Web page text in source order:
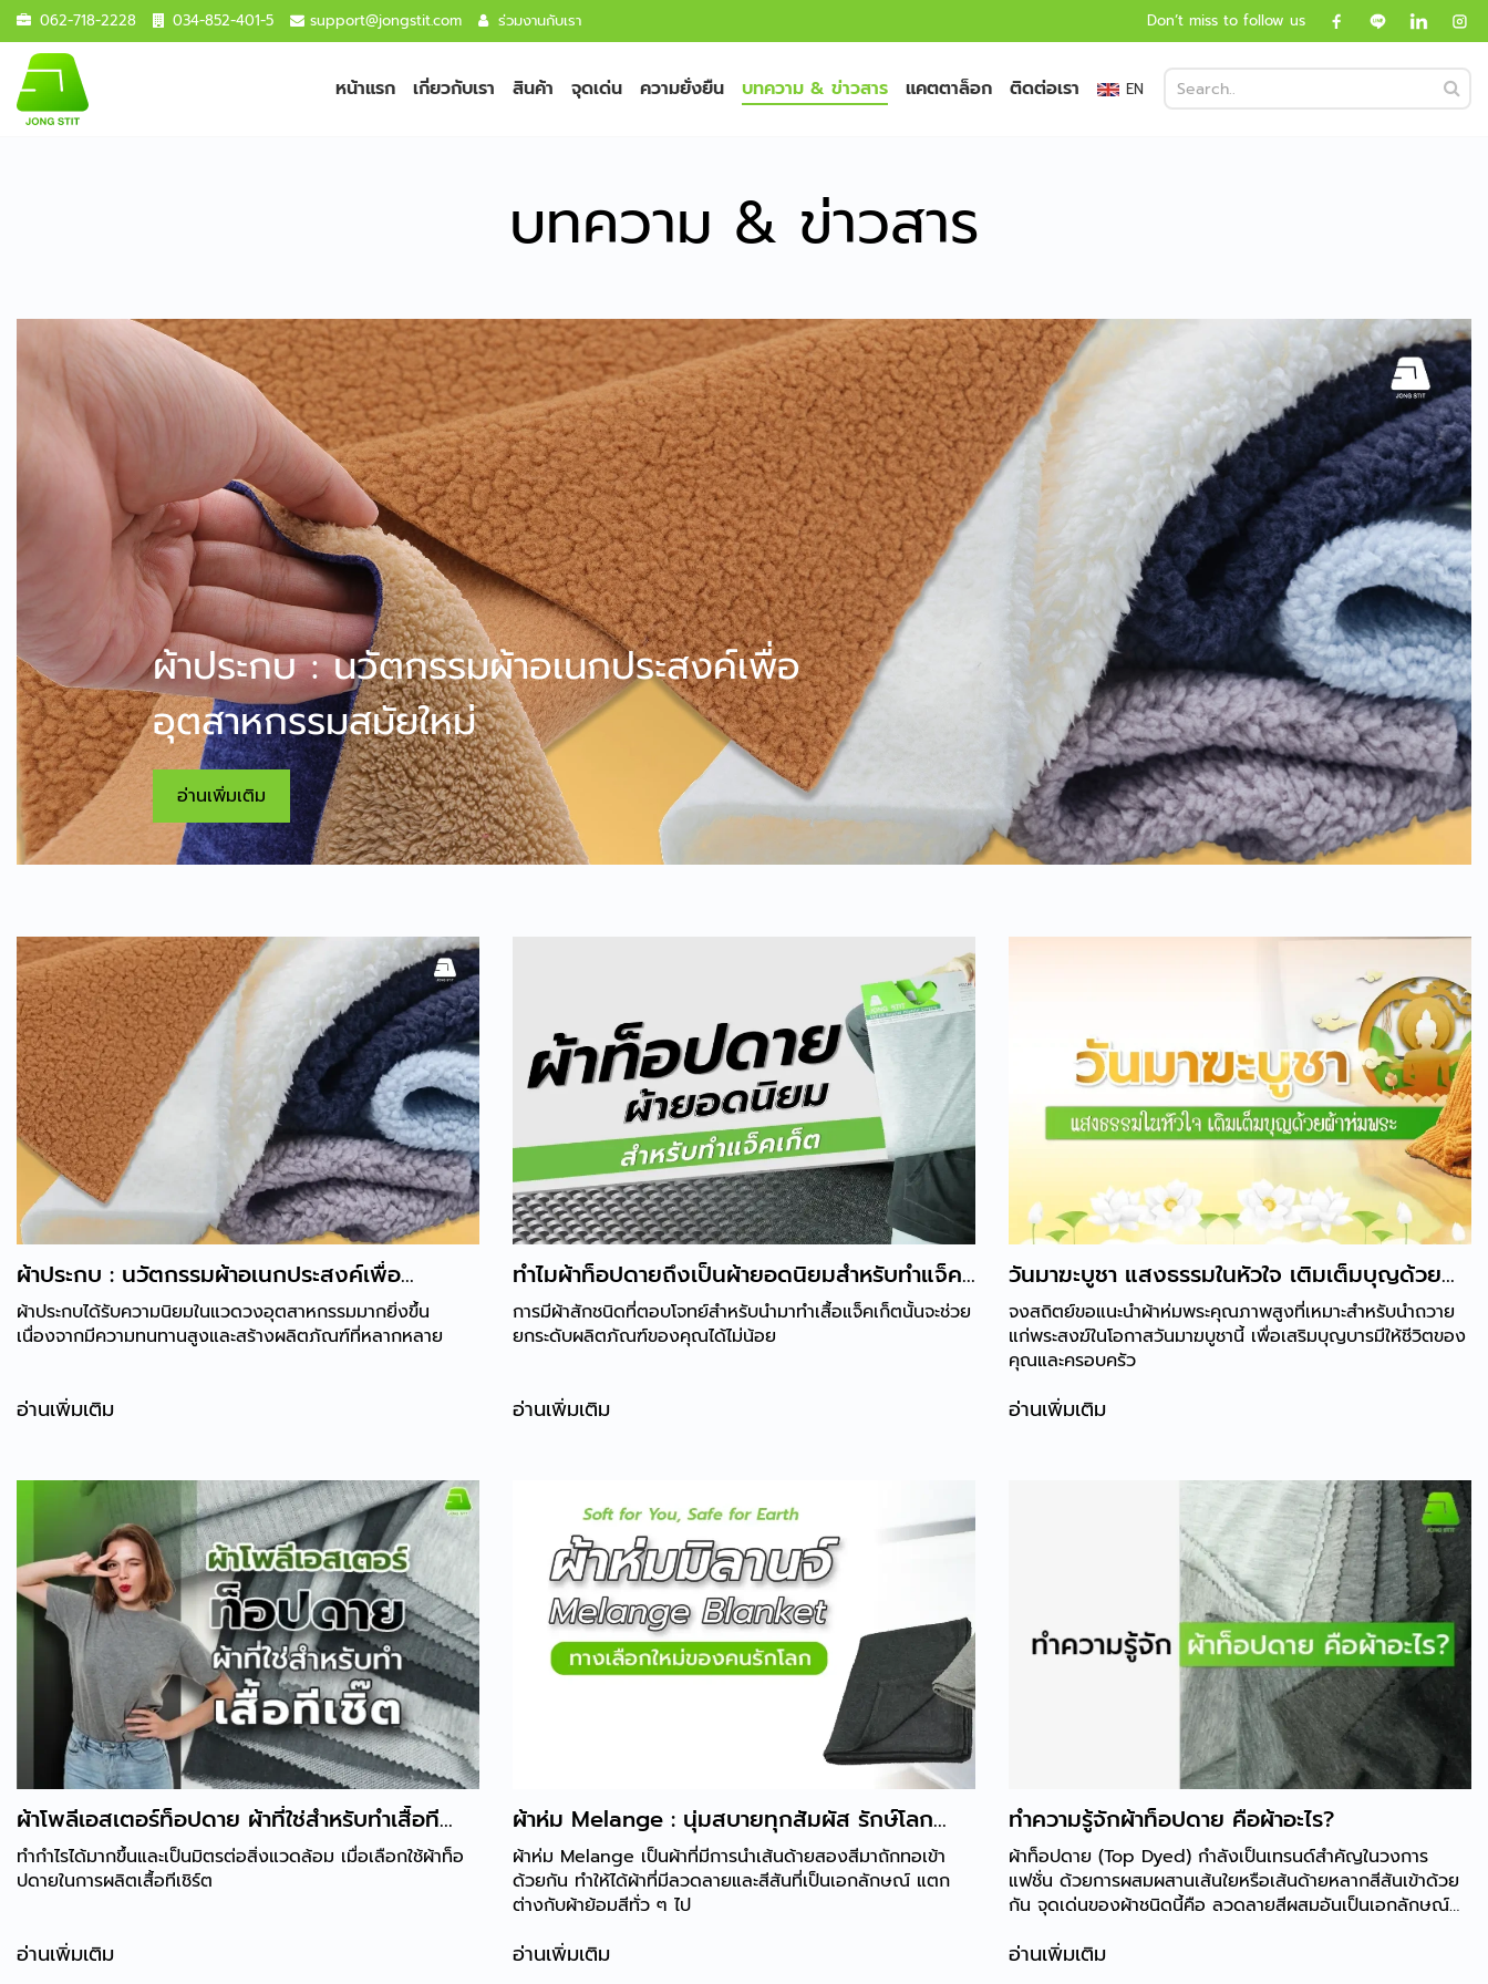
062-718-2228 034-852-401-5 support@jongstit.com ร่วมงานกับเรา Don’t miss to follow us
หน้าแรก เกี่ยวกับเรา สินค้า จุดเด่น ความยั่งยืน บทความ & ข่าวสาร แคตตาล็อก ติดต่อเรา EN
บทความ & ข่าวสาร
ผ้าประกบ : นวัตกรรมผ้าอเนกประสงค์เพื่อ
อุตสาหกรรมสมัยใหม่
อ่านเพิ่มเติม
ผ้าประกบ : นวัตกรรมผ้าอเนกประสงค์เพื่อ
อุตสาหกรรมสมัยใหม่
ผ้าประกบได้รับความนิยมในแวดวงอุตสาหกรรมมากยิ่งขึ้น
เนื่องจากมีความทนทานสูงและสร้างผลิตภัณฑ์ที่หลากหลาย
อ่านเพิ่มเติม
ทำไมผ้าท็อปดายถึงเป็นผ้ายอดนิยมสำหรับทำแจ็ค
เก็ต
การมีผ้าสักชนิดที่ตอบโจทย์สำหรับนำมาทำเสื้อแจ็คเก็ตนั้นจะช่วย
ยกระดับผลิตภัณฑ์ของคุณได้ไม่น้อย
อ่านเพิ่มเติม
วันมาฆะบูชา แสงธรรมในหัวใจ เติมเต็มบุญด้วย
ผ้าห่มพระ
จงสถิตย์ขอแนะนำผ้าห่มพระคุณภาพสูงที่เหมาะสำหรับนำถวาย
แก่พระสงฆ์ในโอกาสวันมาฆบูชานี้ เพื่อเสริมบุญบารมีให้ชีวิตของ
คุณและครอบครัว
อ่านเพิ่มเติม
ผ้าโพลีเอสเตอร์ท็อปดาย ผ้าที่ใช่สำหรับทำเสื้อที
เชิร์ต
ทำกำไรได้มากขึ้นและเป็นมิตรต่อสิ่งแวดล้อม เมื่อเลือกใช้ผ้าท็อ
ปดายในการผลิตเสื้อทีเชิร์ต
อ่านเพิ่มเติม
ผ้าห่ม Melange : นุ่มสบายทุกสัมผัส รักษ์โลก
รีไซเคิลได้ 100%
ผ้าห่ม Melange เป็นผ้าที่มีการนำเส้นด้ายสองสีมาถักทอเข้า
ด้วยกัน ทำให้ได้ผ้าที่มีลวดลายและสีสันที่เป็นเอกลักษณ์ แตก
ต่างกับผ้าย้อมสีทั่ว ๆ ไป
อ่านเพิ่มเติม
ทำความรู้จักผ้าท็อปดาย คือผ้าอะไร?
ผ้าท็อปดาย (Top Dyed) กำลังเป็นเทรนด์สำคัญในวงการ
แฟชั่น ด้วยการผสมผสานเส้นใยหรือเส้นด้ายหลากสีสันเข้าด้วย
กัน จุดเด่นของผ้าชนิดนี้คือ ลวดลายสีผสมอันเป็นเอกลักษณ์
ตอบโจทย์การใช้งาน
อ่านเพิ่มเติม